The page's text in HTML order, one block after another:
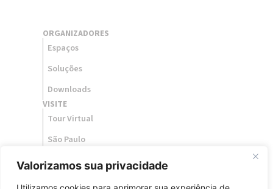
Valorizamos sua privacidade
ORGANIZADORES
Espaços
Soluções
Downloads
VISITE
Tour Virtual
São Paulo
ESG